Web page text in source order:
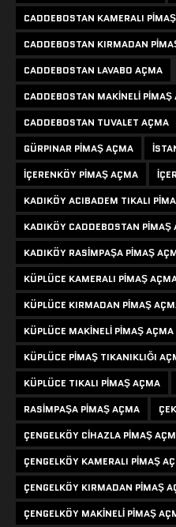
CADDEBOSTAN KAMERALI
CADDEBOSTAN KIRMADAN
CADDEBOSTAN LAVABO AÇMA
CADDEBOSTAN MAKINELI PIMAŞ
CADDEBOSTAN TUVALET AÇMA
GÜRPINAR PIMAŞ AÇMA
IÇERENKÖY PIMAŞ AÇMA
KADIKÖY ACIBADEM TIKALI
KADIKÖY CADDEBOSTAN PIMAŞ
KADIKÖY RASIMPAŞA PIMAŞ
KÜPLÜCE KAMERALI PIMAŞ
KÜPLÜCE KIRMADAN PIMAŞ
KÜPLÜCE MAKINELI PIMAŞ AÇMA
KÜPLÜCE PIMAŞ TIKANIKLIĞI
KÜPLÜCE TIKALI PIMAŞ AÇMA
RASIMPAŞA PIMAŞ AÇMA
ÇENGELKÖY CIHAZLA PIMAŞ
ÇENGELKÖY KAMERALI PIMAŞ
ÇENGELKÖY KIRMADAN PIMAŞ
ÇENGELKÖY MAKINELI PIMAŞ